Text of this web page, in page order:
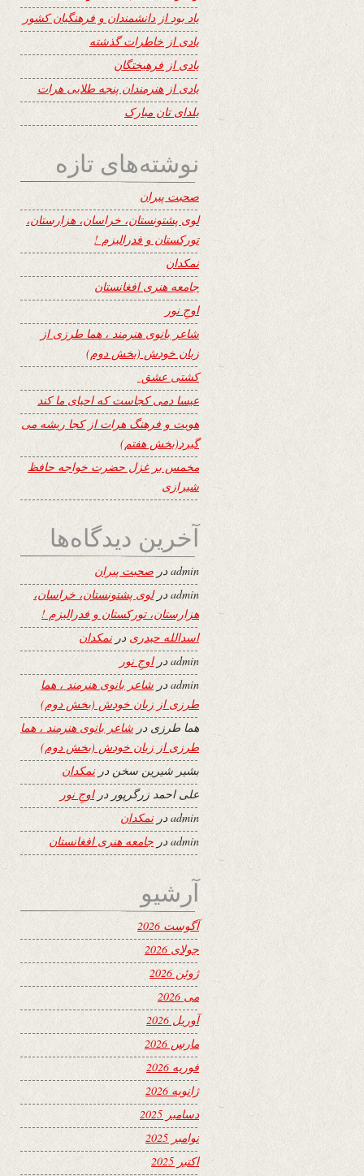
یاد بود از دانشمندان و فرهنگیان کشور
یادی از خاطرات گذشته
یادی از فرهیختگان
یادی از هنرمندان پنجه طلایی هرات
یلدای تان مبارک
نوشته‌های تازه
صحبت پیران
لوی پشتونستان، خراسان، هزارستان،
تورکستان و فدرالیزم !
نمکدان
جامعه هنری افغانستان
اوجِ نور
شاعر بانوی هنرمند ، هما طرزی از
زبان خودش (بخش دوم)
کشتی عشق
عیسا دمی کجاست که احیای ما کند
هویت و فرهنگ هرات از کجا ریشه می
گیرد(بخش هفتم)
مخمس بر غزل حضرت خواجه حافظ
شیرازی
آخرین دیدگاه‌ها
adminدر صحبت پیران
admin درلوی پشتونستان، خراسان،
هزارستان، تورکستان و فدرالیزم !
اسدالله حیدری درنمکدان
adminدراوجِ نور
adminدر شاعر بانوی هنرمند ، هما
طرزی از زبان خودش (بخش دوم)
هما طرزی در شاعر بانوی هنرمند ، هما
طرزی از زبان خودش (بخش دوم)
بشیر شیرین سخن درنمکدان
علی احمد زرگرپور دراوجِ نور
adminدرنمکدان
admin در جامعه هنری افغانستان
آرشیو
آگوست 2026
جولای 2026
ژوئن 2026
می 2026
آوریل 2026
مارس 2026
فوریه 2026
ژانویه 2026
دسامبر 2025
نوامبر 2025
اکتبر 2025